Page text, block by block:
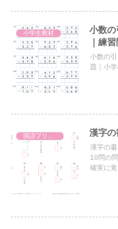
小学生教材
小数の
｜練
小数の
題｜小
国語プリント 漢字
漢字の
10問の
確実に